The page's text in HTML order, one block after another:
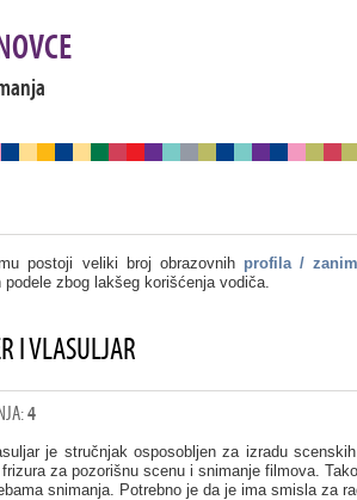
postoji veliki broj obrazovnih profila /
zbog lakšeg korišćenja vodiča.
I VLASULJAR
4
je stručnjak osposobljen za izradu
za pozorišnu scenu i snimanje filmova.
snimanja. Potrebno je da je ima smisla za